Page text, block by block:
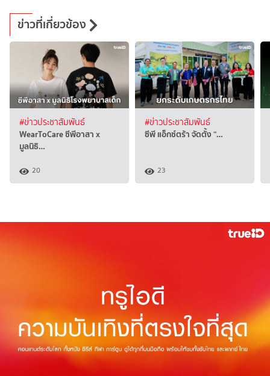
ข่าวที่เกี่ยวข้อง
#ข่าวประชาสัมพันธ์
WearToCare ซีพีอาสา x
มูลนิธิ…
20
#ข่าวประชาสัมพันธ์
ซีพี แอ็กซ์ตร้า จัดตั้ง “…
23